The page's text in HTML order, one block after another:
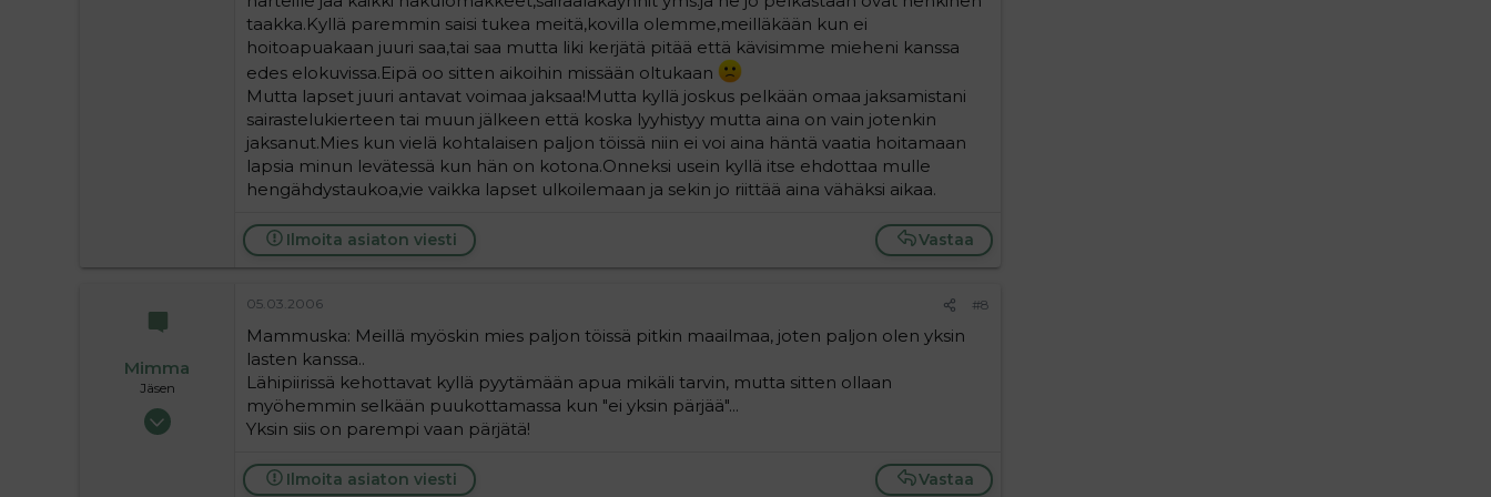
taakka.Kyllä paremmin saisi tukea meitä,kovilla olemme,meilläkään kun ei
hoitoapuakaan juuri saa,tai saa mutta liki kerjätä pitää että kävisimme mieheni kanssa
edes elokuvissa.Eipä oo sitten aikoihin missään oltukaan
Mutta lapset juuri antavat voimaa jaksaa!Mutta kyllä joskus pelkään omaa jaksamistani
sairastelukierteen tai muun jälkeen että koska lyyhistyy mutta aina on vain jotenkin
jaksanut.Mies kun vielä kohtalaisen paljon töissä niin ei voi aina häntä vaatia hoitamaan
lapsia minun levätessä kun hän on kotona.Onneksi usein kyllä itse ehdottaa mulle
hengähdystaukoa,vie vaikka lapset ulkoilemaan ja sekin jo riittää aina vähäksi aikaa.
Vastaa
Ilmoita asiaton viesti
Mimma
Jäsen
28.05.2004
05.03.2006 #8
Mammuska: Meillä myöskin mies paljon töissä pitkin maailmaa, joten paljon olen yksin
lasten kanssa..
Lähipiirissä kehottavat kyllä pyytämään apua mikäli tarvin, mutta sitten ollaan
myöhemmin selkään puukottamassa kun "ei yksin pärjää"...
Yksin siis on parempi vaan pärjätä!
Vastaa
Ilmoita asiaton viesti